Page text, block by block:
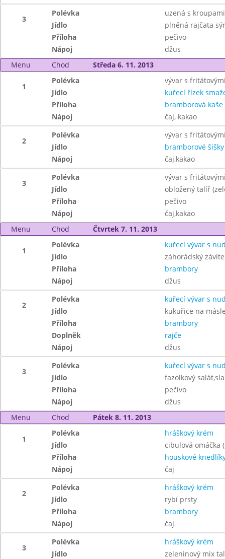
3
Polévka
uzená s kroupami
Jídlo
plněná rajčata
Příloha
pečivo
Nápoj
džus
Menu
Chod Středa 6. 11. 2013
1
Polévka
vývar s
Jídlo
kuřecí řízek
Příloha
bramborová kaše
Nápoj
čaj, kakao
2
Polévka
vývar s
Jídlo
bramborové
Nápoj
čaj,kakao
3
Polévka
vývar s
Jídlo
obložený talíř
Příloha
pečivo
Nápoj
čaj,kakao
Menu
Chod Čtvrtek 7. 11. 2013
1
Polévka
kuřecí vývar s
Jídlo
záhorádský
Příloha
brambory
Nápoj
džus
2
Polévka
kuřecí vývar s
Jídlo
kukuřice na
Příloha
brambory
Doplněk
rajče
Nápoj
džus
3
Polévka
kuřecí vývar s
Jídlo
fazolkový
Příloha
pečivo
Nápoj
džus
Menu
Chod Pátek 8. 11. 2013
1
Polévka
hráškový krém
Jídlo
cibulová omáčka
Příloha
houskové
Nápoj
čaj
2
Polévka
hráškový krém
Jídlo
rybí prsty
Příloha
brambory
Nápoj
čaj
3
Polévka
hráškový krém
Jídlo
zeleninový mix